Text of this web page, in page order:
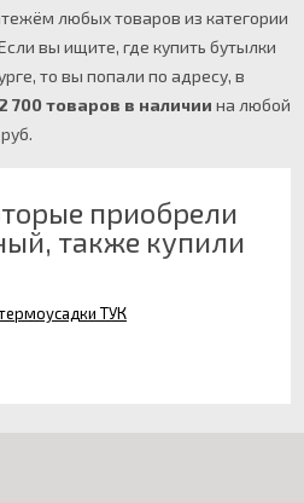
любых товаров из категории
вы ищите, где купить бутылки
то вы попали по адресу, в
700 товаров в наличии на любой
приобрели
также купили
ТУК